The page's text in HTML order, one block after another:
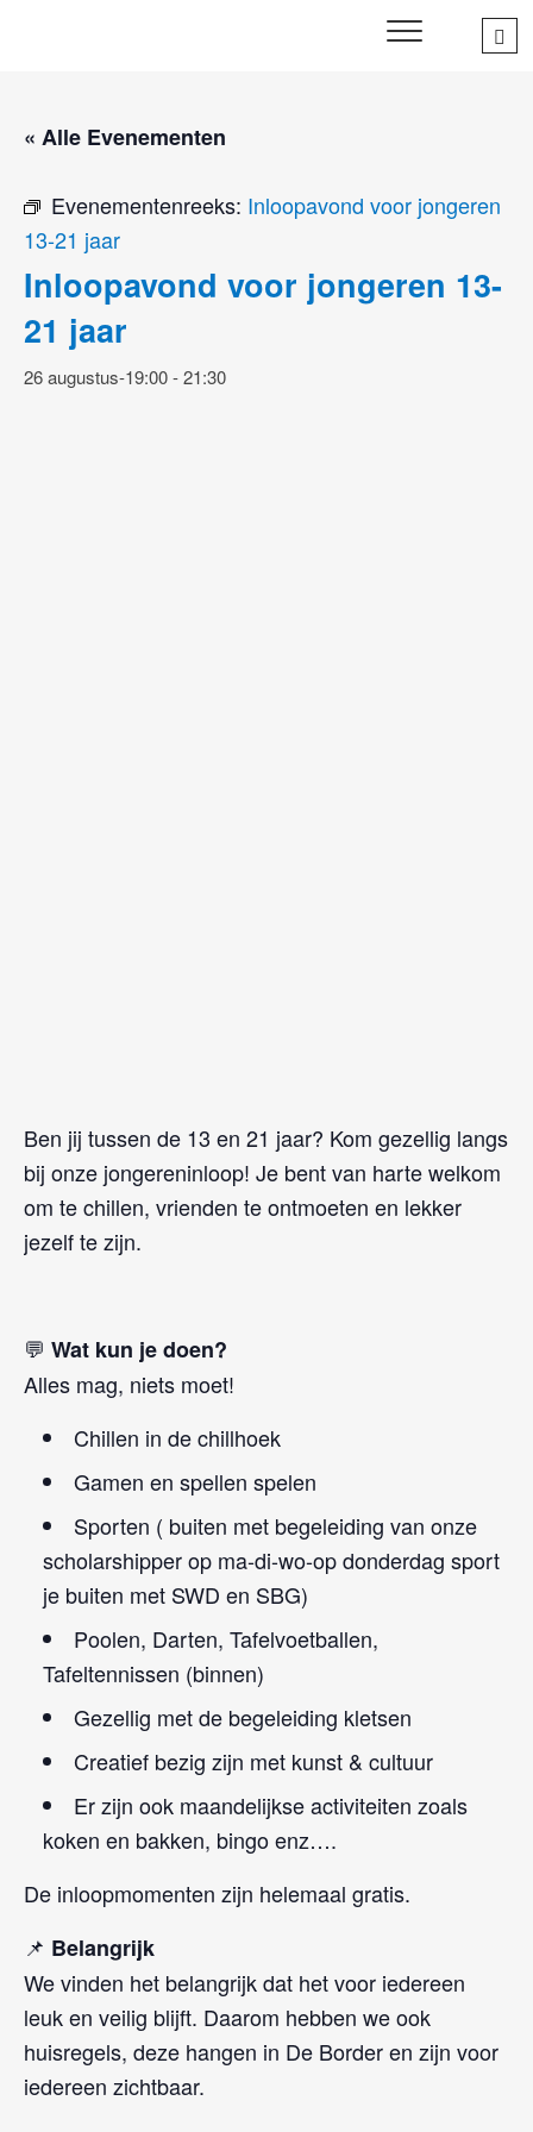
WIJ ZETTEN ONS IN VOOR HET WELZIJN EN VERBINDEN
« Alle Evenementen
Evenementenreeks: Inloopavond voor jongeren
13-21 jaar
Inloopavond voor jongeren 13-
21 jaar
26 augustus-19:00-21:30
Ben jij tussen de 13 en 21 jaar? Kom gezellig langs
bij onze jongereninloop! Je bent van harte welkom
om te chillen, vrienden te ontmoeten en lekker
jezelf te zijn.
💬 Wat kun je doen?
Alles mag, niets moet!
Chillen in de chillhoek
Gamen en spellen spelen
Sporten ( buiten met begeleiding van onze
scholarshipper op ma-di-wo-op donderdag sport
je buiten met SWD en SBG)
Poolen, Darten, Tafelvoetballen,
Tafeltennissen (binnen)
Gezellig met de begeleiding kletsen
Creatief bezig zijn met kunst & cultuur
Er zijn ook maandelijkse activiteiten zoals
koken en bakken, bingo enz….
De inloopmomenten zijn helemaal gratis.
📌 Belangrijk
We vinden het belangrijk dat het voor iedereen
leuk en veilig blijft. Daarom hebben we ook
huisregels, deze hangen in De Border en zijn voor
iedereen zichtbaar.